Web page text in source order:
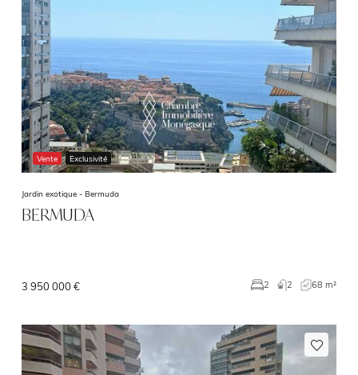
Vente Exclusivité
Jardin exotique - Bermuda
BERMUDA
3 950 000 € 2 2 68 m²